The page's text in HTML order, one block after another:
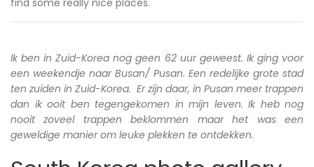
Ik ben in Zuid-Korea nog geen 62 uur geweest. Ik ging voor
een weekendje naar Busan/ Pusan. Een redelijke grote stad
ten zuiden in Zuid-Korea. Er zijn daar, in Pusan meer trappen
dan ik ooit ben tegengekomen in mijn leven. Ik heb nog
nooit zoveel trappen beklommen maar het was een
geweldige manier om leuke plekken te ontdekken.